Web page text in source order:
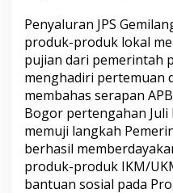
Penyaluran JPS
produk-produk lokal
pujian dari pemerintah
menghadiri pertemuan
membahas serapan
Bogor pertengahan Juli
memuji langkah
berhasil
produk-produk IKM/
bantuan sosial pada